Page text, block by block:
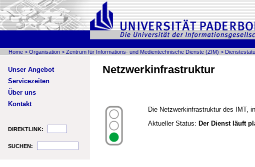
Home > Organisation > Zentrum für Informations- und Medientechnische Dienste (ZIM) >
Unser Angebot
Servicezeiten
Über uns
Kontakt
DIREKTLINK:
SUCHEN:
Netzwerkinfrastruktur
Die Netzwerkinfrastruktur des IMT,
Aktueller Status: Der Dienst läuft